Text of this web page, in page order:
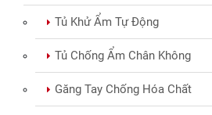
Tủ Khử Ẩm Tự Động
Tủ Chống Ẩm Chân Không
Găng Tay Chống Hóa Chất